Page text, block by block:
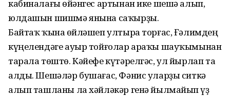
кабиналағы һөйәнгес артынан ике шешә алып,
юлдашын шишмә янына саҡырҙы.
Байтаҡ ҡына һөйләшеп ултыра торғас, Ғәлимдең
күңелендәге ауыр тойғолар араҡы шауҡымынан
тарала төштө. Кәйефе күтәрелгәс, ул йырлап та
алды. Шешәләр бушағас, Фәнис уларҙы ситкә
алып ташланы ла хәйләкәр генә йылмайып һүҙ